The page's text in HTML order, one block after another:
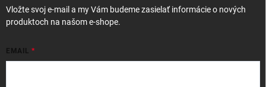
Vložte svoj e-mail a my Vám budeme zasielať informácie o nových
produktoch na našom e-shope.
EMAIL